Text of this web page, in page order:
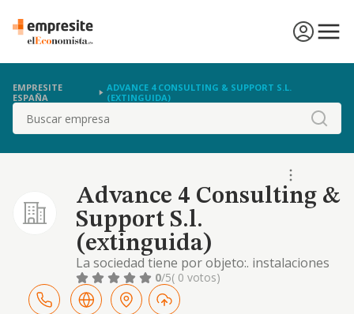
EMPRESITE
ESPAÑA
ADVANCE 4 CONSULTING & SUPPORT S.L.
(EXTINGUIDA)
Buscar
Advance 4 Consulting &
Support S.l.
(extinguida)
La sociedad tiene por objeto:. instalaciones
informaticas de hardware y software,
mantenimiento y administracion de las
mismas. instalacion de aplicaciones
0/5( 0 votos)